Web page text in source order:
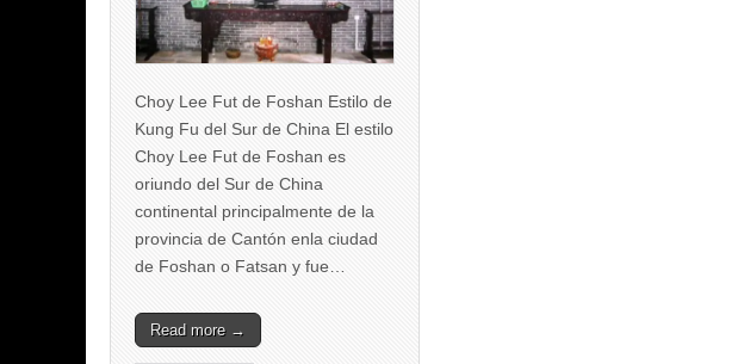
Choy Lee Fut de Foshan Estilo de
Kung Fu del Sur de China El estilo
Choy Lee Fut de Foshan es
oriundo del Sur de China
continental principalmente de la
provincia de Cantón enla ciudad
de Foshan o Fatsan y fue…
Read more →